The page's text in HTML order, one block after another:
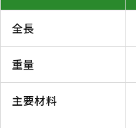
全長
重量
主要材料